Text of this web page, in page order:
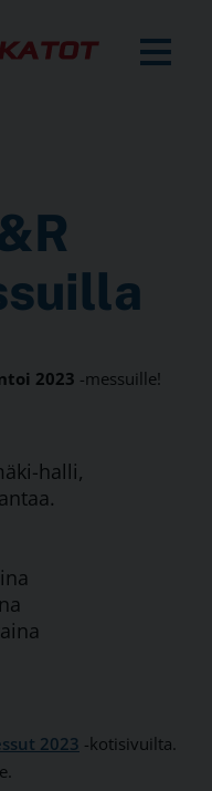
2023 -messuille!
halli,
2023 -kotisivuilta.